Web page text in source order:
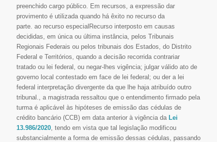
preenchido cargo público. Em recursos, a expressão dar
provimento é utilizada quando há êxito no recurso da
parte. ao recurso especialRecurso interposto em causas
decididas, em única ou última instância, pelos Tribunais
Regionais Federais ou pelos tribunais dos Estados, do Distrito
Federal e Territórios, quando a decisão recorrida contrariar
tratado ou lei federal, ou negar-lhes vigência; julgar válido ato de
governo local contestado em face de lei federal; ou der a lei
federal interpretação divergente da que lhe haja atribuído outro
tribunal., a magistrada ressaltou que o entendimento firmado pela
turma é aplicável às hipóteses de emissão das cédulas de
crédito bancário (CCB) em data anterior à vigência da Lei
13.986/2020, tendo em vista que tal legislação modificou
substancialmente a forma de emissão dessas cédulas, passando